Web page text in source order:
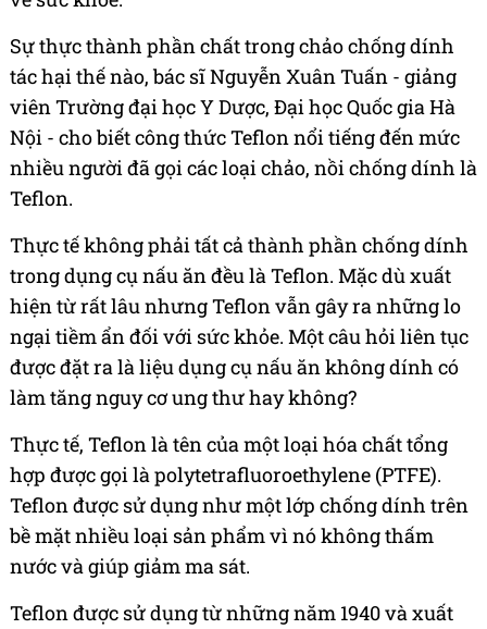
Sự thực thành phần chất trong chảo chống dính
tác hại thế nào, bác sĩ Nguyễn Xuân Tuấn - giảng
viên Trường đại học Y Dược, Đại học Quốc gia Hà
Nội - cho biết công thức Teflon nổi tiếng đến mức
nhiều người đã gọi các loại chảo, nồi chống dính là
Teflon.
Thực tế không phải tất cả thành phần chống dính
trong dụng cụ nấu ăn đều là Teflon. Mặc dù xuất
hiện từ rất lâu nhưng Teflon vẫn gây ra những lo
ngại tiềm ẩn đối với sức khỏe. Một câu hỏi liên tục
được đặt ra là liệu dụng cụ nấu ăn không dính có
làm tăng nguy cơ ung thư hay không?
Thực tế, Teflon là tên của một loại hóa chất tổng
hợp được gọi là polytetrafluoroethylene (PTFE).
Teflon được sử dụng như một lớp chống dính trên
bề mặt nhiều loại sản phẩm vì nó không thấm
nước và giúp giảm ma sát.
Teflon được sử dụng từ những năm 1940 và xuất